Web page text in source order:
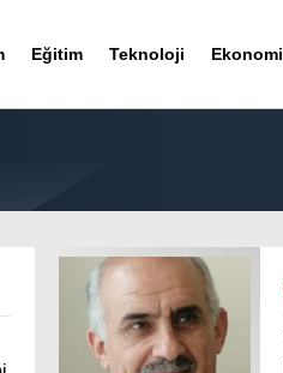
Eğitim Teknoloji Ekonomi